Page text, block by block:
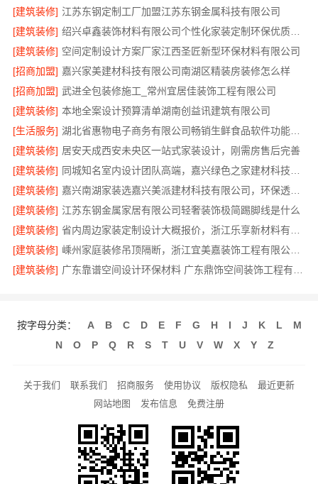
[建筑装修] 江苏东钢定制工厂加盟江苏东钢金属科技有限公司
[建筑装修]
绍兴卓鑫装饰材料有限公司个性化家装定制环保优质材料
[建筑装修] 空间定制设计方案厂家江西圣匠新型环保材料有限公司
[招商加盟] 嘉兴家美建材科技有限公司南湖区精装房装修怎么样
[招商加盟] 武进全包装修施工_常州宜居佳装饰工程有限公司
[建筑装修] 本地全案设计预算清单湖南创益讯建筑有限公司
[生活服务]
湖北省惠物电子商务有限公司畅销生鲜食品软件功能解析
[建筑装修] 居安天成西安未央区一站式家装设计，刚需房售后完善
[建筑装修]
[建筑装修]
嘉兴南湖家装选嘉兴美派建材科技有限公司，环保透明报价
[建筑装修] 江苏东钢金属家居有限公司轻奢装饰极简踢脚线是什么
[建筑装修]
[建筑装修]
嵊州家庭装修吊顶隔断，浙江宜美嘉装饰工程有限公司专业服务
[建筑装修]
按字母分类： A B C D E F G H I J K L
M
N
O P Q R S T U V W X Y Z
关于我们 联系我们 招商服务 使用协议 版权隐私
最近更新
网站地图
发布信息 免费注册